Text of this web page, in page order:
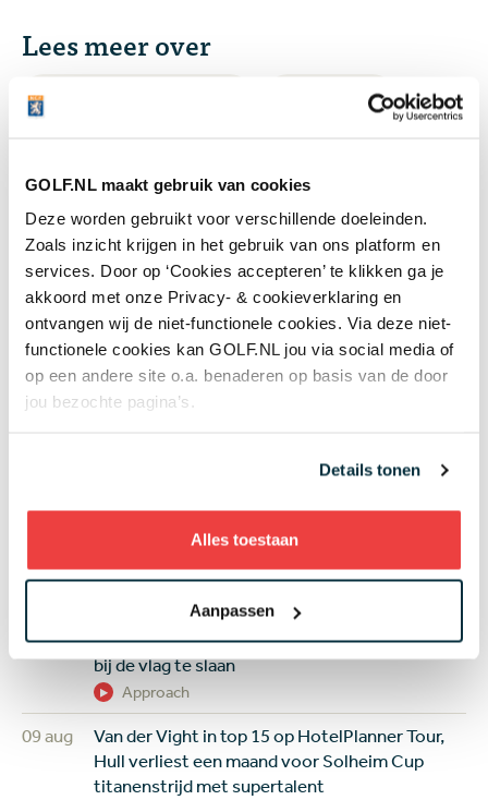
GOLF.NL maakt gebruik van cookies
Deze worden gebruikt voor verschillende doeleinden.
Zoals inzicht krijgen in het gebruik van ons platform en
services. Door op ‘Cookies accepteren’ te klikken ga je
akkoord met onze Privacy- & cookieverklaring en
ontvangen wij de niet-functionele cookies. Via deze niet-
functionele cookies kan GOLF.NL jou via social media of
op een andere site o.a. benaderen op basis van de door
jou bezochte pagina’s.
Details tonen
Alles toestaan
Aanpassen
Lees meer over
Olympische Spelen
Net binnen
12:34
De nieuwe generatie klopt op de deur: 17-jarige
sterren Huang en Talley schitteren met
bijzondere titels
Wéér wint een jonkie op de PGA Tour, maar zijn
mooiste nieuws: 'Oh mijn God, we gaan naar de
Topgolf
Moeite met een pitch van 50 meter? Dit
simpele wedgesysteem helpt je de bal dichter
bij de vlag te slaan
Approach
09 aug
Van der Vight in top 15 op HotelPlanner Tour,
Hull verliest een maand voor Solheim Cup
titanenstrijd met supertalent